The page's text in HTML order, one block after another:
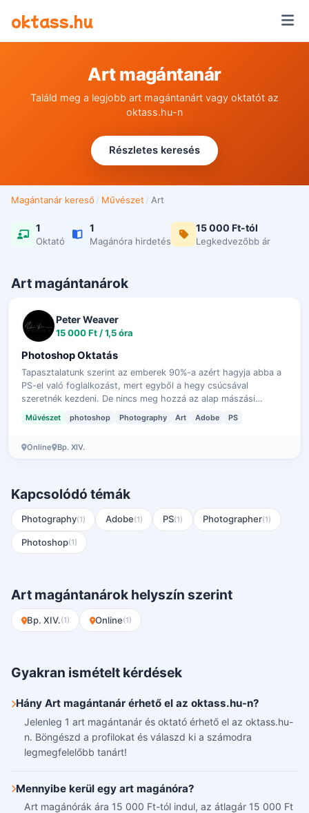
oktass.hu
Art magántanár
Találd meg a legjobb art magántanárt vagy oktatót az
oktass.hu-n
Részletes keresés
Magántanár kereső / Művészet / Art
1
Oktató
1
Magánóra hirdetés
15 000 Ft-tól
Legkedvezőbb ár
Art magántanárok
Peter Weaver
15 000 Ft / 1,5 óra
Photoshop Oktatás
Tapasztalatunk szerint az emberek 90%-a azért hagyja abba a
PS-el való foglalkozást, mert egyből a hegy csúcsával
szeretnék kezdeni. De nincs meg hozzá az alap mászási
Művészet photoshop Photography Art Adobe PS
Online Bp. XIV.
Kapcsolódó témák
Photography(1) Adobe(1) PS(1) Photographer(1)
Photoshop(1)
Art magántanárok helyszín szerint
Bp. XIV.(1) Online(1)
Gyakran ismételt kérdések
Hány Art magántanár érhető el az oktass.hu-n?
Jelenleg 1 art magántanár és oktató érhető el az oktass.hu-
n. Böngészd a profilokat és válaszd ki a számodra
legmegfelelőbb tanárt!
Mennyibe kerül egy art magánóra?
Art magánórák ára 15 000 Ft-tól indul, az átlagár 15 000 Ft